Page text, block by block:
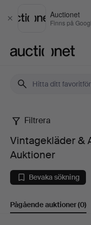
Stäng
Auctionet
Finns på
Accessoarer
på
Filtrera
Vintagekläder &
Auktioner
Bevaka sökning
Pågående auktioner(0)